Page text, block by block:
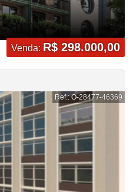
Venda: R$ 298.000,00
Ref.: O-28477-46369